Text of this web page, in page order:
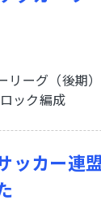
リーグ（後期
ック編成
ッカー連